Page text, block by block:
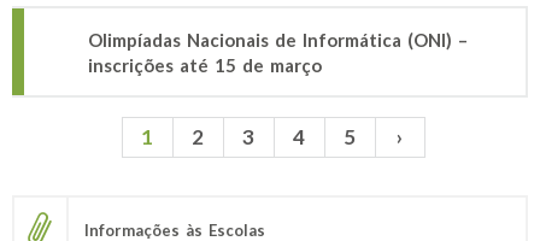
Olimpíadas Nacionais de Informática (ONI) –
inscrições até 15 de março
1 2 3 4 5 ›
Informações às Escolas